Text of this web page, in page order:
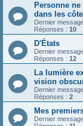
Personne
dans les
Dernier
Réponses : 10
D'États
Dernier
Réponses : 12
La lumière
vision
Dernier
Réponses : 2
Mes
Dernier